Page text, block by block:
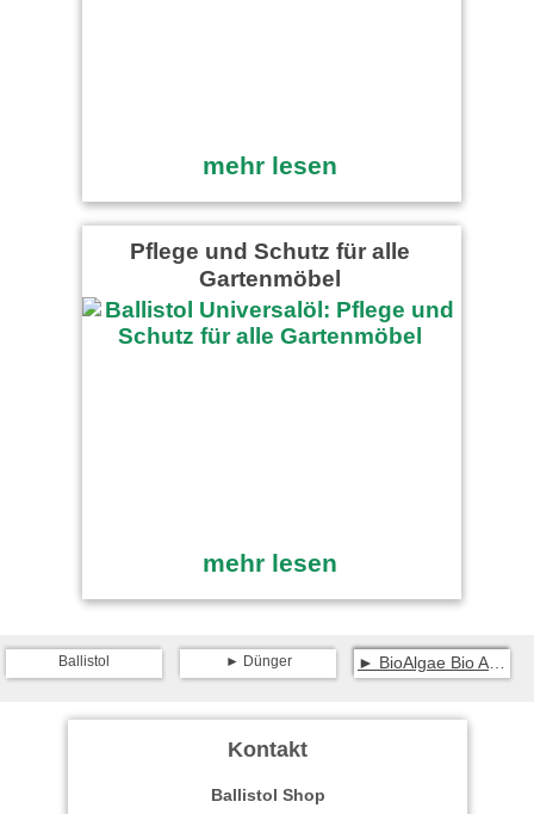
mehr lesen
Pflege und Schutz für alle
Gartenmöbel
mehr lesen
Ballistol Dünger BioAlgae Bio Algenextrakt
Kontakt
Ballistol Shop